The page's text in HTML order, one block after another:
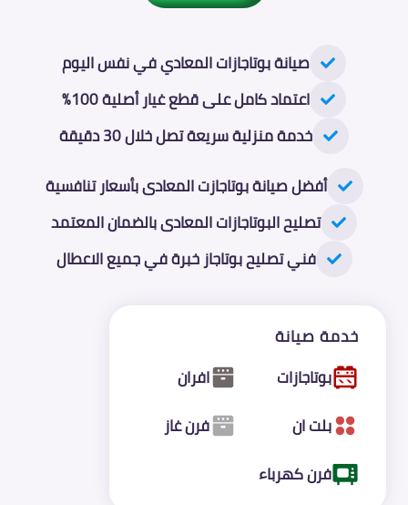
صيانة بوتاجازات المعادي في نفس اليوم
اعتماد كامل على قطع غيار أصلية 100%
خدمة منزلية سريعة تصل خلال 30 دقيقة
أفضل صيانة بوتاجازت المعادى بأسعار تنافسية
تصليح البوتاجازات المعادى بالضمان المعتمد
فني تصليح بوتاجاز خبرة في جميع الاعطال
خدمة صيانة
بوتاجازات
افران
بلت ان
فرن غاز
فرن كهرباء